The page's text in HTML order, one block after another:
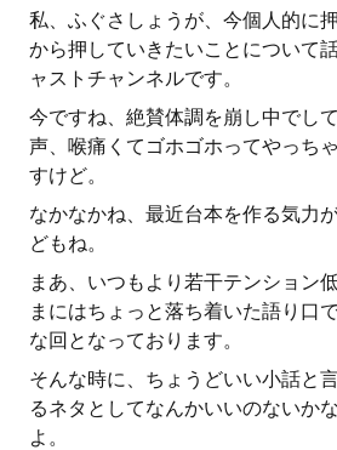
私、ふぐさしょうが、今個人的に
から押していきたいことについて
ャストチャンネルです。
今ですね、絶賛体調を崩し中でし
声、喉痛くてゴホゴホってやっち
すけど。
なかなかね、最近台本を作る気力
どもね。
まあ、いつもより若干テンション
まにはちょっと落ち着いた語り口
な回となっております。
そんな時に、ちょうどいい小話と
るネタとしてなんかいいのないか
よ。